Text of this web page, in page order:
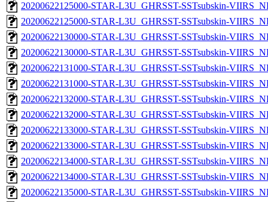
20200622125000-STAR-L3U_GHRSST-SSTsubskin-
20200622125000-STAR-L3U_GHRSST-SSTsubskin-
20200622130000-STAR-L3U_GHRSST-SSTsubskin-
20200622130000-STAR-L3U_GHRSST-SSTsubskin-
20200622131000-STAR-L3U_GHRSST-SSTsubskin-
20200622131000-STAR-L3U_GHRSST-SSTsubskin-
20200622132000-STAR-L3U_GHRSST-SSTsubskin-
20200622132000-STAR-L3U_GHRSST-SSTsubskin-
20200622133000-STAR-L3U_GHRSST-SSTsubskin-
20200622133000-STAR-L3U_GHRSST-SSTsubskin-
20200622134000-STAR-L3U_GHRSST-SSTsubskin-
20200622134000-STAR-L3U_GHRSST-SSTsubskin-
20200622135000-STAR-L3U_GHRSST-SSTsubskin-